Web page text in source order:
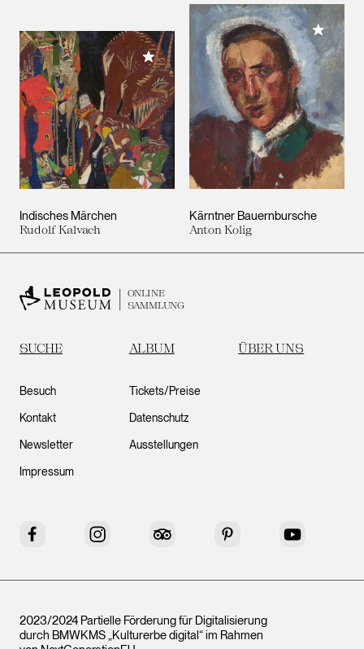
Indisches Märchen
Rudolf Kalvach
Meiner Sammlung hinzufügen
Kärntner Bauernbursche
Anton Kolig
Meiner
ONLINE
SAMMLUNG
SUCHE ALBUM ÜBER UNS
Besuch
Kontakt
Newsletter
Impressum
Tickets/Preise
Datenschutz
Ausstellungen
Facebook Instagram Tripadvisor Pinterest YouTube
2023/2024 Partielle Förderung für Digitalisierung
durch BMWKMS „Kulturerbe digital“ im Rahmen